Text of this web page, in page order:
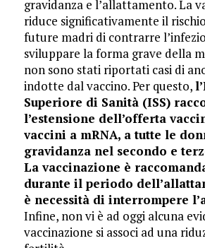
gravidanza e l’allattamento. La
riduce significativamente il
future madri di contrarre
sviluppare la forma grave della
non sono stati riportati casi di
indotte dal vaccino. Per questo,
Superiore di Sanità (ISS)
l’estensione dell’offerta
vaccini a mRNA, a tutte le
gravidanza nel secondo e
La vaccinazione è
durante il periodo
è necessità di interrompere
Infine, non vi è ad oggi alcuna
vaccinazione si associ ad una